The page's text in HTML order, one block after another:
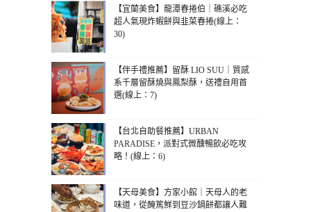
【宜蘭美食】龍潭春捲伯｜礁溪必吃
超人氣現炸蝦餅與韭菜春捲(線上：
30)
【伴手禮推薦】留酥 LIO SUU｜質感
系千層留酥燒與鳳梨酥，送禮自用首
選(線上：7)
【台北自助餐推薦】URBAN
PARADISE，派對式微醺暢飲必吃攻
略！(線上：6)
【天母美食】方家小館｜天母人的老
味道，從醃篤鮮到豆沙鍋餅都讓人難